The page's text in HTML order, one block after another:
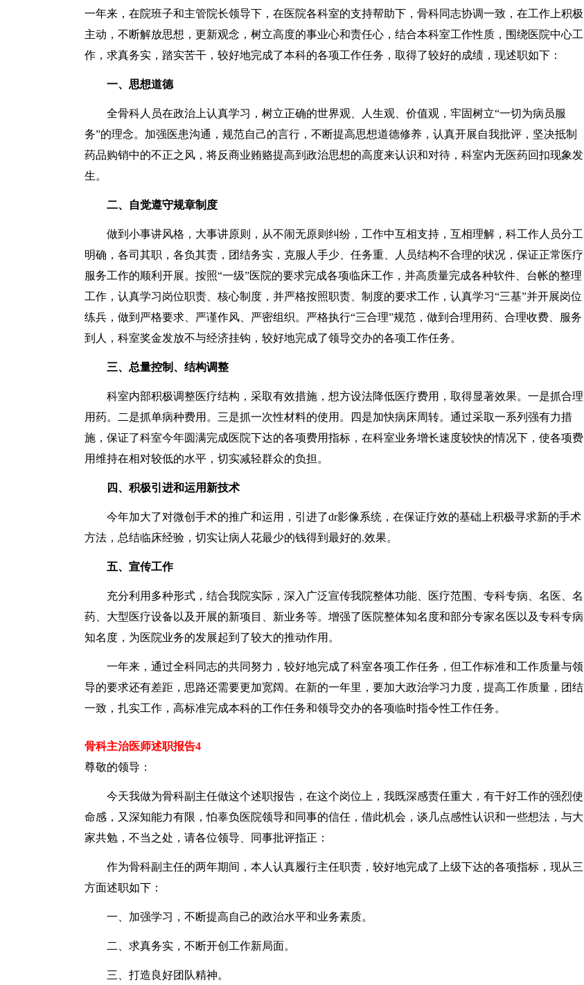
一年来，在院班子和主管院长领导下，在医院各科室的支持帮助下，骨科同志协调一致，在工作上积极
主动，不断解放思想，更新观念，树立高度的事业心和责任心，结合本科室工作性质，围绕医院中心工
作，求真务实，踏实苦干，较好地完成了本科的各项工作任务，取得了较好的成绩，现述职如下：
一、思想道德
全骨科人员在政治上认真学习，树立正确的世界观、人生观、价值观，牢固树立“一切为病员服
务”的理念。加强医患沟通，规范自己的言行，不断提高思想道德修养，认真开展自我批评，坚决抵制
药品购销中的不正之风，将反商业贿赂提高到政治思想的高度来认识和对待，科室内无医药回扣现象发
生。
二、自觉遵守规章制度
做到小事讲风格，大事讲原则，从不闹无原则纠纷，工作中互相支持，互相理解，科工作人员分工
明确，各司其职，各负其责，团结务实，克服人手少、任务重、人员结构不合理的状况，保证正常医疗
服务工作的顺利开展。按照“一级”医院的要求完成各项临床工作，并高质量完成各种软件、台帐的整理
工作，认真学习岗位职责、核心制度，并严格按照职责、制度的要求工作，认真学习“三基”并开展岗位
练兵，做到严格要求、严谨作风、严密组织。严格执行“三合理”规范，做到合理用药、合理收费、服务
到人，科室奖金发放不与经济挂钩，较好地完成了领导交办的各项工作任务。
三、总量控制、结构调整
科室内部积极调整医疗结构，采取有效措施，想方设法降低医疗费用，取得显著效果。一是抓合理
用药。二是抓单病种费用。三是抓一次性材料的使用。四是加快病床周转。通过采取一系列强有力措
施，保证了科室今年圆满完成医院下达的各项费用指标，在科室业务增长速度较快的情况下，使各项费
用维持在相对较低的水平，切实减轻群众的负担。
四、积极引进和运用新技术
今年加大了对微创手术的推广和运用，引进了dr影像系统，在保证疗效的基础上积极寻求新的手术
方法，总结临床经验，切实让病人花最少的钱得到最好的.效果。
五、宣传工作
充分利用多种形式，结合我院实际，深入广泛宣传我院整体功能、医疗范围、专科专病、名医、名
药、大型医疗设备以及开展的新项目、新业务等。增强了医院整体知名度和部分专家名医以及专科专病
知名度，为医院业务的发展起到了较大的推动作用。
一年来，通过全科同志的共同努力，较好地完成了科室各项工作任务，但工作标准和工作质量与领
导的要求还有差距，思路还需要更加宽阔。在新的一年里，要加大政治学习力度，提高工作质量，团结
一致，扎实工作，高标准完成本科的工作任务和领导交办的各项临时指令性工作任务。
骨科主治医师述职报告4
尊敬的领导：
今天我做为骨科副主任做这个述职报告，在这个岗位上，我既深感责任重大，有干好工作的强烈使
命感，又深知能力有限，怕辜负医院领导和同事的信任，借此机会，谈几点感性认识和一些想法，与大
家共勉，不当之处，请各位领导、同事批评指正：
作为骨科副主任的两年期间，本人认真履行主任职责，较好地完成了上级下达的各项指标，现从三
方面述职如下：
一、加强学习，不断提高自己的政治水平和业务素质。
二、求真务实，不断开创工作新局面。
三、打造良好团队精神。